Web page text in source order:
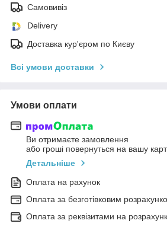
Самовивіз
Delivery
Доставка кур'єром по Києву
Всі умови доставки
Умови оплати
Ви отримаєте замовлення
або гроші повернуться на вашу
Детальніше
Оплата на рахунок
Оплата за безготівковим
Оплата за реквізитами на